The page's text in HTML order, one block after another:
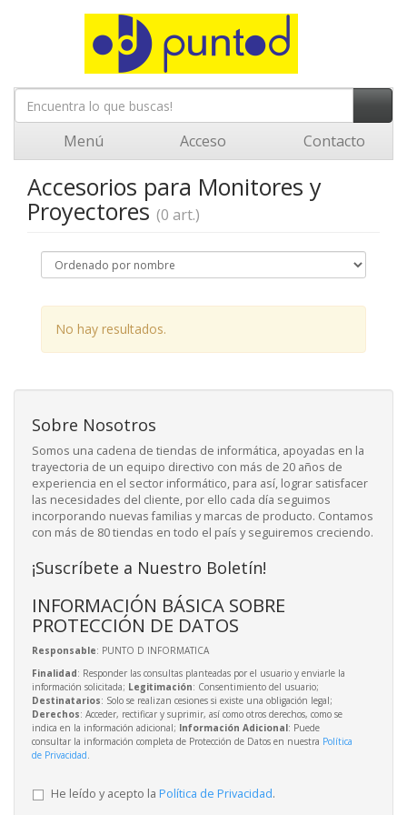
Menú Acceso Contacto
Accesorios para Monitores y
Proyectores (0 art.)
No hay resultados.
Sobre Nosotros
Somos una cadena de tiendas de informática, apoyadas en la
trayectoria de un equipo directivo con más de 20 años de
experiencia en el sector informático, para así, lograr satisfacer
las necesidades del cliente, por ello cada día seguimos
incorporando nuevas familias y marcas de producto. Contamos
con más de 80 tiendas en todo el país y seguiremos creciendo.
¡Suscríbete a Nuestro Boletín!
INFORMACIÓN BÁSICA SOBRE
PROTECCIÓN DE DATOS
Responsable: PUNTO D INFORMATICA
Finalidad: Responder las consultas planteadas por el usuario y enviarle la
información solicitada; Legitimación: Consentimiento del usuario;
Destinatarios: Solo se realizan cesiones si existe una obligación legal;
Derechos: Acceder, rectificar y suprimir, así como otros derechos, como se
indica en la información adicional; Información Adicional: Puede
consultar la información completa de Protección de Datos en nuestra Política
de Privacidad.
He leído y acepto la Política de Privacidad.